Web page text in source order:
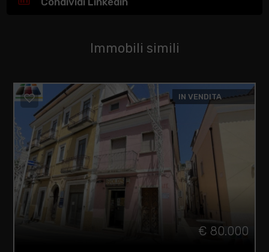
Immobili simili
IN VENDITA
€ 80.000